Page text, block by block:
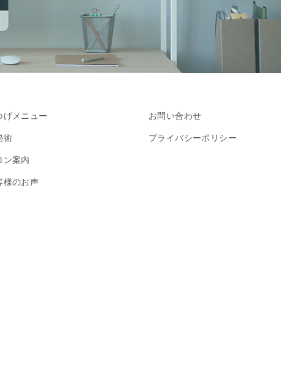
げメニュー
術
ン案内
様のお声
お問い合わせ
プライバシーポリシー